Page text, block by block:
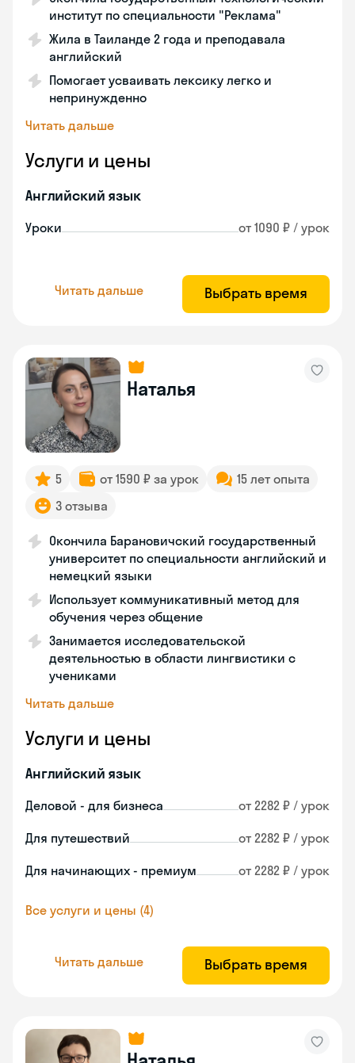
институт по специальности "Реклама"
Жила в Таиланде 2 года и преподавала
английский
Помогает усваивать лексику легко и
непринужденно
Читать дальше
Услуги и цены
Английский язык
Уроки от 1090 ₽ / урок
Читать дальше Выбрать время
Наталья
5 от 1590 ₽ за урок
15 лет опыта
3 отзыва
Окончила Барановичский государственный
университет по специальности английский и
немецкий языки
Использует коммуникативный метод для
обучения через общение
Занимается исследовательской
деятельностью в области лингвистики с
учениками
Читать дальше
Услуги и цены
Английский язык
Деловой - для бизнеса от 2282 ₽ / урок
Для путешествий от 2282 ₽ / урок
Для начинающих - премиум от 2282 ₽ / урок
Все услуги и цены (4)
Читать дальше Выбрать время